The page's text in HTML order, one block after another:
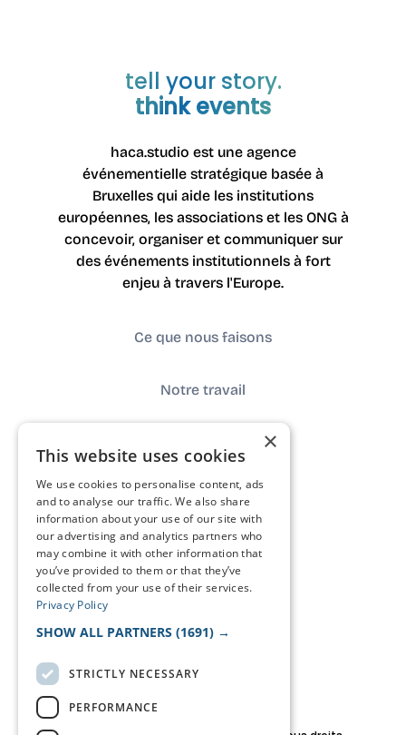
tell your story.
think events
haca.studio est une agence
événementielle stratégique basée à
Bruxelles qui aide les institutions
européennes, les associations et les ONG à
concevoir, organiser et communiquer sur
des événements institutionnels à fort
enjeu à travers l'Europe.
Ce que nous faisons
Notre travail
Impact
Contacter
×
This website uses cookies
We use cookies to personalise content, ads
and to analyse our traffic. We also share
information about your use of our site with
our advertising and analytics partners who
may combine it with other information that
you’ve provided to them or that they’ve
collected from your use of their services.
Privacy Policy
SHOW ALL PARTNERS (1691) →
STRICTLY NECESSARY
PERFORMANCE